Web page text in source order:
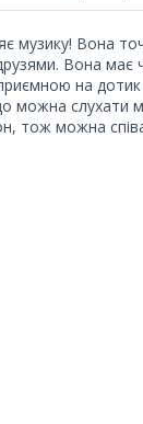
музику! Вона
Вона має
на
можна
тож можна